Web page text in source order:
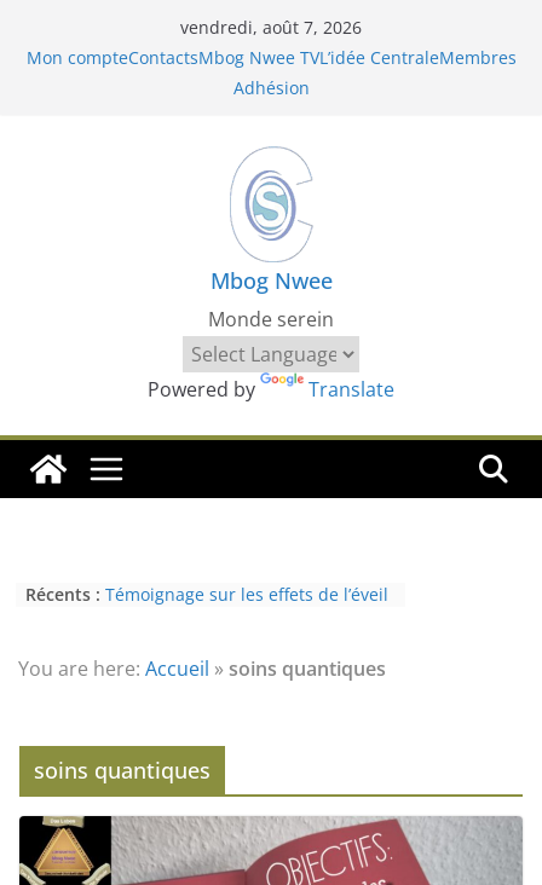
vendredi, août 7, 2026
Mon compteContactsMbog Nwee TVL’idée CentraleMembres
Adhésion
Mbog Nwee
Monde serein
Powered by Translate
Récents : Témoignage sur les effets de l’éveil
(2nde partie) : le paranormal
monde créé (2nde partie)
Témoignage sur les effets de l’éveil
(4ème partie) : la conscience
You are here: Accueil »soins quantiques
soins quantiques